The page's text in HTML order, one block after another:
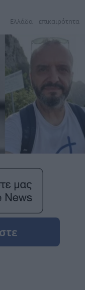
Ελλάδα επικαιpότnτα